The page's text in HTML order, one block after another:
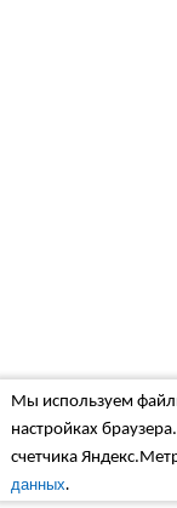
Мы используем
настройках
счетчика
данных.